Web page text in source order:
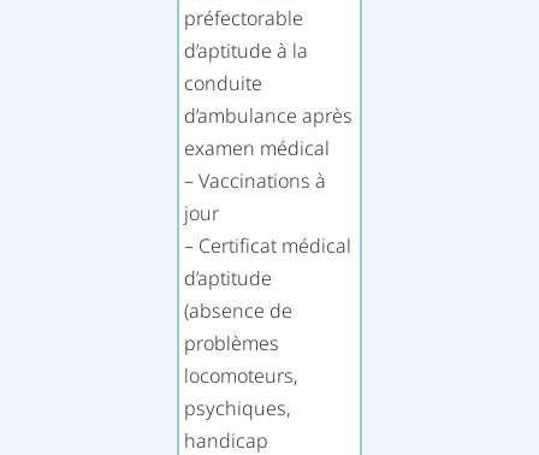
préfectorable
d’aptitude à la
conduite
d’ambulance après
examen médical
– Vaccinations à
jour
– Certificat médical
d’aptitude
(absence de
problèmes
locomoteurs,
psychiques,
handicap